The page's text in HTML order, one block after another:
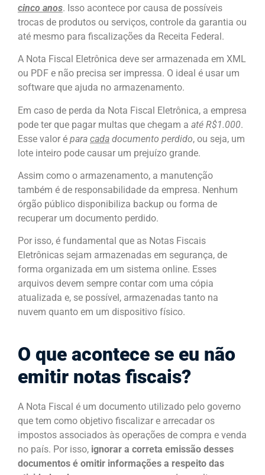
cinco anos. Isso acontece por causa de possíveis
trocas de produtos ou serviços, controle da garantia ou
até mesmo para fiscalizações da Receita Federal.
A Nota Fiscal Eletrônica deve ser armazenada em XML
ou PDF e não precisa ser impressa. O ideal é usar um
software que ajuda no armazenamento.
Em caso de perda da Nota Fiscal Eletrônica, a empresa
pode ter que pagar multas que chegam a até R$1.000.
Esse valor é para cada documento perdido, ou seja, um
lote inteiro pode causar um prejuízo grande.
Assim como o armazenamento, a manutenção
também é de responsabilidade da empresa. Nenhum
órgão público disponibiliza backup ou forma de
recuperar um documento perdido.
Por isso, é fundamental que as Notas Fiscais
Eletrônicas sejam armazenadas em segurança, de
forma organizada em um sistema online. Esses
arquivos devem sempre contar com uma cópia
atualizada e, se possível, armazenadas tanto na
nuvem quanto em um dispositivo físico.
O que acontece se eu não
emitir notas fiscais?
A Nota Fiscal é um documento utilizado pelo governo
que tem como objetivo fiscalizar e arrecadar os
impostos associados às operações de compra e venda
no país. Por isso, ignorar a correta emissão desses
documentos é omitir informações a respeito das